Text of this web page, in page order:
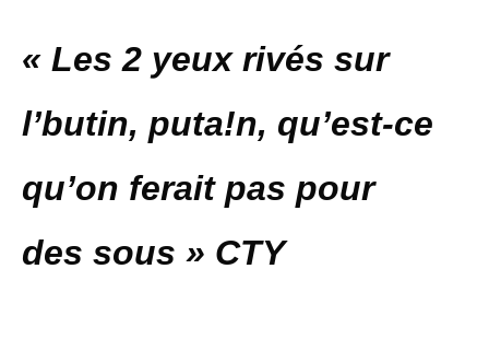
« Les 2 yeux rivés sur
l’butin, puta!n, qu’est-ce
qu’on ferait pas pour
des sous » CTY